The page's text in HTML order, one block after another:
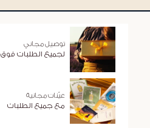
توصيل مجاني
لجميع الطلبات فوق 25 د.ك
عيّنات مجانية
مع جميع الطلبات